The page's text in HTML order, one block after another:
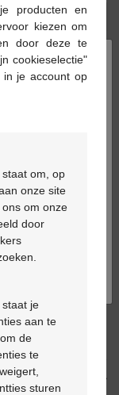
Réserver
12h, livré
Multipharma
55 €
de contact
×
producten en
kiezen om
door deze te
cookieselectie"
in je account op
om, op
onze site
om onze
door
staat je
aan te
de
te
sturen